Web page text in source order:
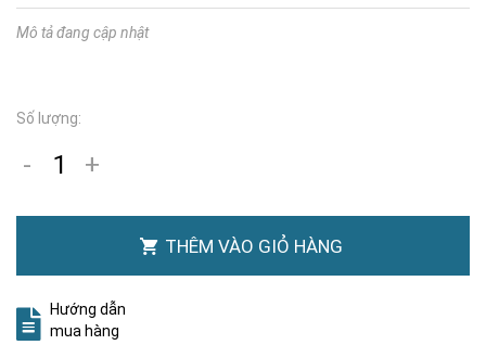
Mô tả đang cập nhật
Số lượng:
- +
THÊM VÀO GIỎ HÀNG
Hướng dẫn
mua hàng